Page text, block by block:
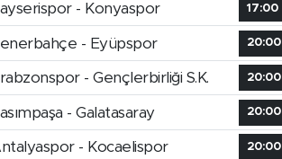
- Konyaspor
17:00
- Eyüpspor 20:00
- Gençlerbirliği S.K. 20:00
- Galatasaray 20:00
- Kocaelispor 20:00